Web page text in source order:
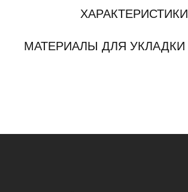
ХАРАКТЕРИСТИКИ
МАТЕРИАЛЫ ДЛЯ УКЛАДКИ